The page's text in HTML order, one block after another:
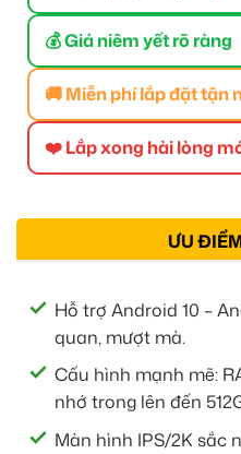
💰 Giá niêm yết rõ ràng
🚚 Miễn phí lắp đặt tận
❤️ Lắp xong hài lòng
ƯU
Hỗ trợ Android 10 –
quan, mượt mà.
Cấu hình mạnh mẽ:
nhớ trong lên đến
Màn hình IPS/2K sắc